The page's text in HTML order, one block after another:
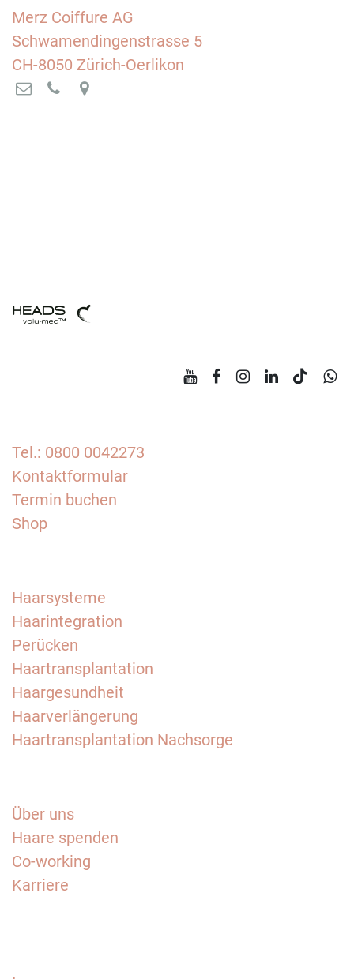
Merz Coiffure AG
Schwamendingenstrasse 5
CH-8050 Zürich-Oerlikon
Tel.: 0800 0042273
Kontaktformular
Termin buchen
Shop
Haarsysteme
Haarintegration
Perücken
Haartransplantation
Haargesundheit
Haarverlängerung
Haartransplantation Nachsorge
Über uns
Haare spenden
Co-working
Karriere